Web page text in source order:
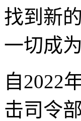
找到新
一切成
自2022
击司令